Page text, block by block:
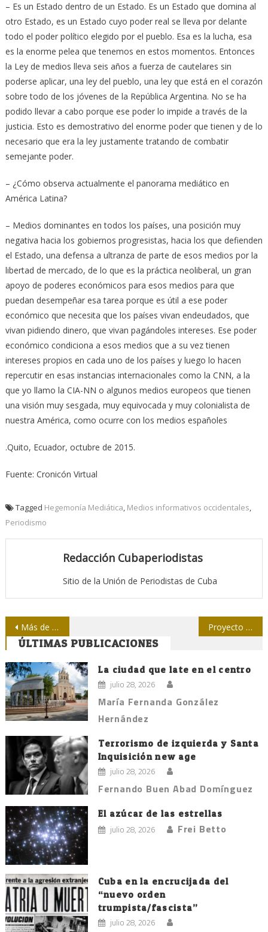
– Es un Estado dentro de un Estado. Es un Estado que domina al
otro Estado, es un Estado cuyo poder real se lleva por delante
todo el poder político elegido por el pueblo. Esa es la lucha, esa
es la enorme pelea que tenemos en estos momentos. Entonces
la Ley de medios lleva seis años a fuerza de cautelares sin
poderse aplicar, una ley del pueblo, una ley que está en el corazón
sobre todo de los jóvenes de la República Argentina. No se ha
podido llevar a cabo porque ese poder lo impide a través de la
justicia. Esto es demostrativo del enorme poder que tienen y de lo
necesario que era la ley justamente tratando de combatir
semejante poder.
– ¿Cómo observa actualmente el panorama mediático en
América Latina?
– Medios dominantes en todos los países, una posición muy
negativa hacia los gobiernos progresistas, hacia los que defienden
el Estado, una defensa a ultranza de parte de esos medios por la
libertad de mercado, de lo que es la práctica neoliberal, un gran
apoyo de poderes económicos para esos medios para que
puedan desempeñar esa tarea porque es útil a ese poder
económico que necesita que los países vivan endeudados, que
vivan pidiendo dinero, que vivan pagándoles intereses. Ese poder
económico condiciona a esos medios que a su vez tienen
intereses propios en cada uno de los países y luego lo hacen
repercutir en esas instancias internacionales como la CNN, a la
que yo llamo la CIA-NN o algunos medios europeos que tienen
una visión muy sesgada, muy equivocada y muy colonialista de
nuestra América, como ocurre con los medios españoles
.Quito, Ecuador, octubre de 2015.
Fuente: Cronicón Virtual
Tagged Hegemonía Mediática, Medios informativos occidentales,
Periodismo
Redacción Cubaperiodistas
Sitio de la Unión de Periodistas de Cuba
Navegación
de
entradas
Más de 700 periodistas asesinados en última década.- ONU Proyecto de periodismo de datos devela el crimen organizado en México
ÚLTIMAS PUBLICACIONES
La ciudad que late en el centro
julio 28, 2026
María Fernanda González
Hernández
Terrorismo de izquierda y Santa
Inquisición new age
julio 28, 2026
Fernando Buen Abad Domínguez
El azúcar de las estrellas
julio 28, 2026 Frei Betto
Cuba en la encrucijada del
“nuevo orden
trumpista/fascista”
julio 28, 2026